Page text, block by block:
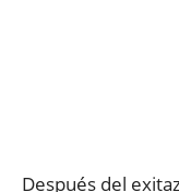
Después del